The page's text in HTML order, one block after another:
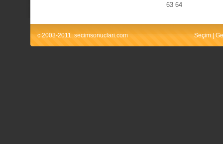
63 64
c 2003-2011. secimsonuclari.com Seçim |